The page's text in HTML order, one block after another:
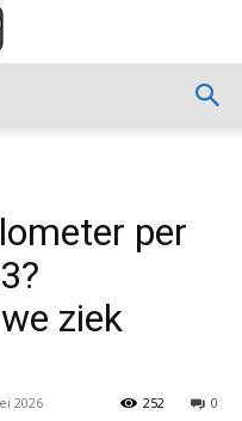
per
ziek
2026 0
252